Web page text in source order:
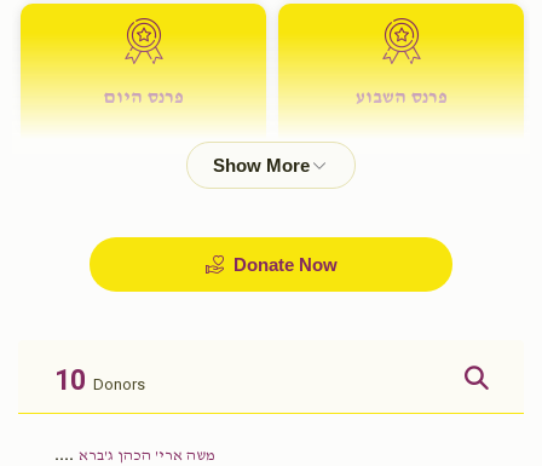
פרנס השבוע פרנס היום
Donate Now
10 Donors
.... משה ארי' הכהן ג'ברא